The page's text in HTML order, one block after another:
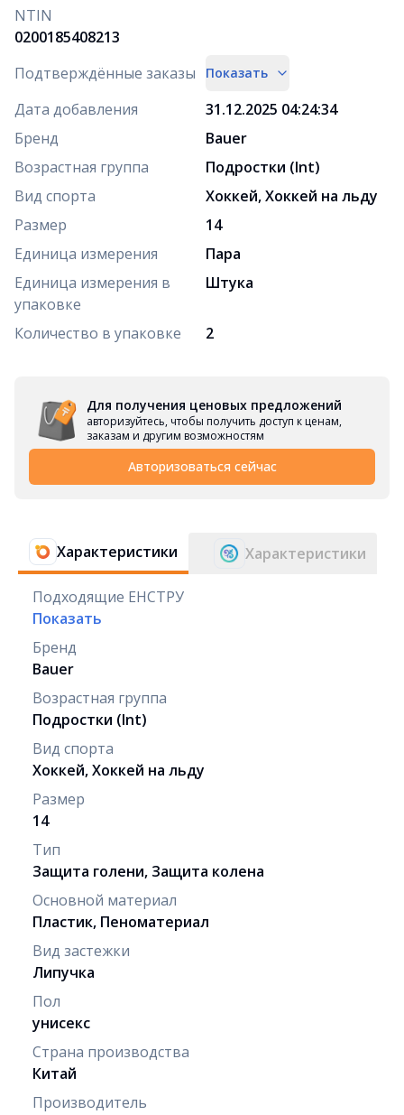
NTIN
0200185408213
Подтверждённые заказы
Показать
Дата добавления
31.12.2025 04:24:34
Бренд
Bauer
Возрастная группа
Подростки (Int)
Вид спорта
Хоккей, Хоккей на льду
Размер
14
Единица измерения
Пара
Единица измерения в
упаковке
Штука
Количество в упаковке 2
Для получения ценовых предложений
авторизуйтесь, чтобы получить доступ к ценам,
заказам и другим возможностям
Авторизоваться сейчас
Характеристики Характеристики
Подходящие ЕНСТРУ
Показать
Бренд
Bauer
Возрастная группа
Подростки (Int)
Вид спорта
Хоккей, Хоккей на льду
Размер
14
Тип
Защита голени, Защита колена
Основной материал
Пластик, Пеноматериал
Вид застежки
Липучка
Пол
унисекс
Страна производства
Китай
Производитель